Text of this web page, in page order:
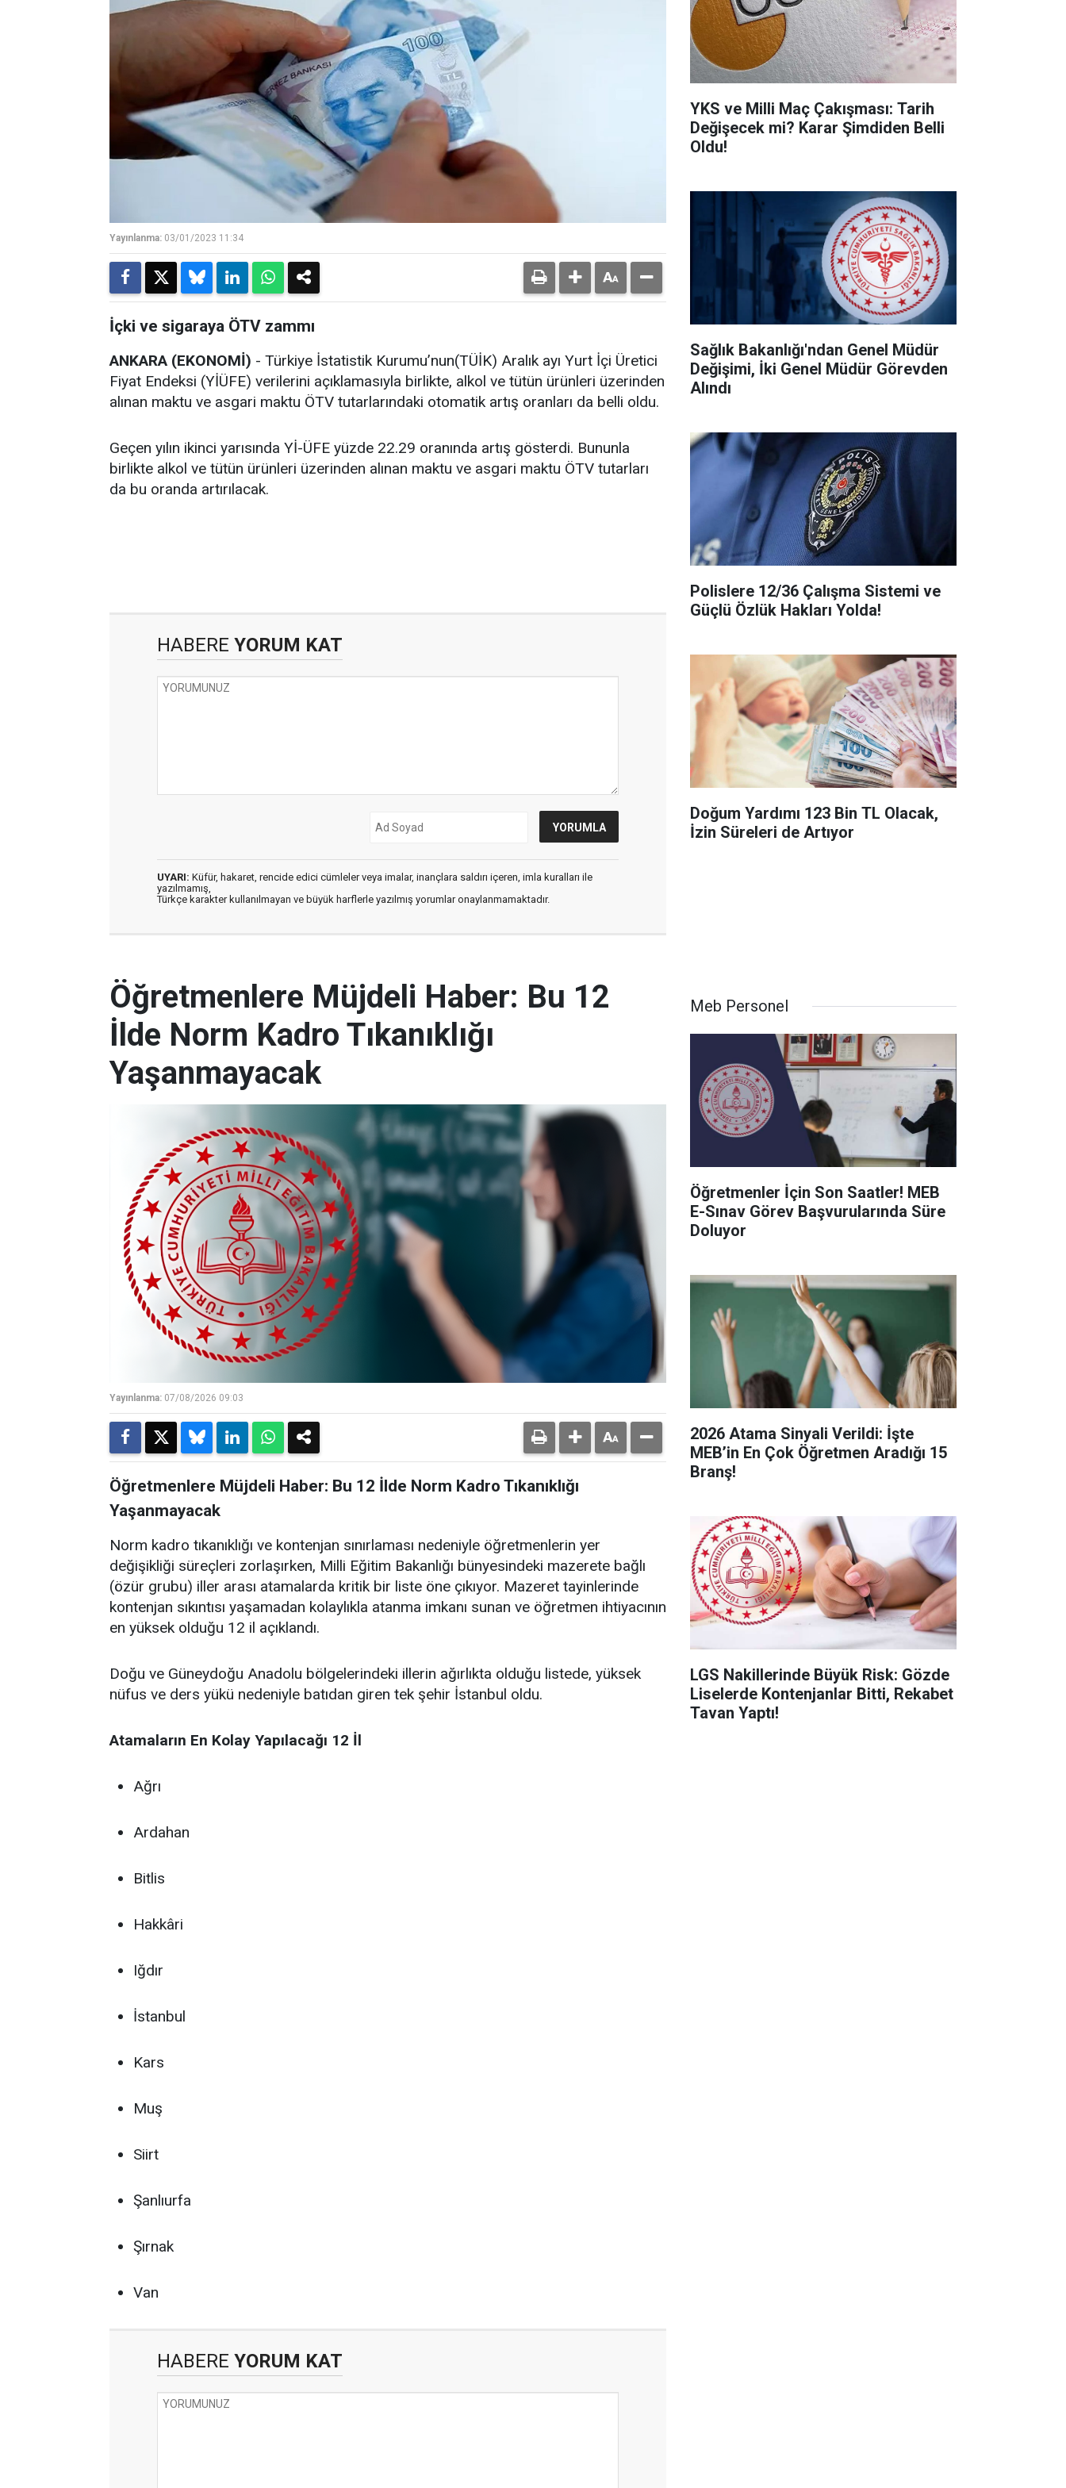
Yayınlanma: 03/01/2023 11:34
İçki ve sigaraya ÖTV zammı
ANKARA (EKONOMİ) - Türkiye İstatistik Kurumu’nun(TÜİK) Aralık ayı Yurt İçi Üretici
Fiyat Endeksi (YİÜFE) verilerini açıklamasıyla birlikte, alkol ve tütün ürünleri üzerinden
alınan maktu ve asgari maktu ÖTV tutarlarındaki otomatik artış oranları da belli oldu.
Geçen yılın ikinci yarısında Yİ-ÜFE yüzde 22.29 oranında artış gösterdi. Bununla
birlikte alkol ve tütün ürünleri üzerinden alınan maktu ve asgari maktu ÖTV tutarları
da bu oranda artırılacak.
HABERE YORUM KAT
UYARI: Küfür, hakaret, rencide edici cümleler veya imalar, inançlara saldırı içeren, imla kuralları ile
yazılmamış,
Türkçe karakter kullanılmayan ve büyük harflerle yazılmış yorumlar onaylanmamaktadır.
YKS ve Milli Maç Çakışması: Tarih
Değişecek mi? Karar Şimdiden Belli
Oldu!
Sağlık Bakanlığı'ndan Genel Müdür
Değişimi, İki Genel Müdür Görevden
Alındı
Polislere 12/36 Çalışma Sistemi ve
Güçlü Özlük Hakları Yolda!
Doğum Yardımı 123 Bin TL Olacak,
İzin Süreleri de Artıyor
Öğretmenlere Müjdeli Haber: Bu 12
İlde Norm Kadro Tıkanıklığı
Yaşanmayacak
Yayınlanma: 07/08/2026 09:03
Öğretmenlere Müjdeli Haber: Bu 12 İlde Norm Kadro Tıkanıklığı
Yaşanmayacak
Norm kadro tıkanıklığı ve kontenjan sınırlaması nedeniyle öğretmenlerin yer
değişikliği süreçleri zorlaşırken, Milli Eğitim Bakanlığı bünyesindeki mazerete bağlı
(özür grubu) iller arası atamalarda kritik bir liste öne çıkıyor. Mazeret tayinlerinde
kontenjan sıkıntısı yaşamadan kolaylıkla atanma imkanı sunan ve öğretmen ihtiyacının
en yüksek olduğu 12 il açıklandı.
Doğu ve Güneydoğu Anadolu bölgelerindeki illerin ağırlıkta olduğu listede, yüksek
nüfus ve ders yükü nedeniyle batıdan giren tek şehir İstanbul oldu.
Atamaların En Kolay Yapılacağı 12 İl
Ağrı
Ardahan
Bitlis
Hakkâri
Iğdır
İstanbul
Kars
Muş
Siirt
Şanlıurfa
Şırnak
Van
HABERE YORUM KAT
Meb Personel
Öğretmenler İçin Son Saatler! MEB
E-Sınav Görev Başvurularında Süre
Doluyor
2026 Atama Sinyali Verildi: İşte
MEB’in En Çok Öğretmen Aradığı 15
Branş!
LGS Nakillerinde Büyük Risk: Gözde
Liselerde Kontenjanlar Bitti, Rekabet
Tavan Yaptı!